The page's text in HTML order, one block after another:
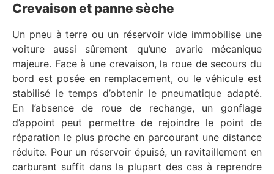
Crevaison et panne sèche
Un pneu à terre ou un réservoir vide immobilise une
voiture aussi sûrement qu’une avarie mécanique
majeure. Face à une crevaison, la roue de secours du
bord est posée en remplacement, ou le véhicule est
stabilisé le temps d’obtenir le pneumatique adapté.
En l’absence de roue de rechange, un gonflage
d’appoint peut permettre de rejoindre le point de
réparation le plus proche en parcourant une distance
réduite. Pour un réservoir épuisé, un ravitaillement en
carburant suffit dans la plupart des cas à reprendre